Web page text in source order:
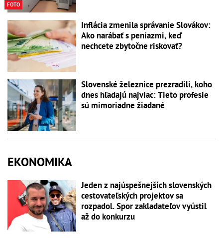
FOTO
Inflácia zmenila správanie Slovákov:
Ako narábať s peniazmi, keď
nechcete zbytočne riskovať?
Slovenské železnice prezradili, koho
dnes hľadajú najviac: Tieto profesie
sú mimoriadne žiadané
EKONOMIKA
Jeden z najúspešnejších slovenských
cestovateľských projektov sa
rozpadol. Spor zakladateľov vyústil
až do konkurzu